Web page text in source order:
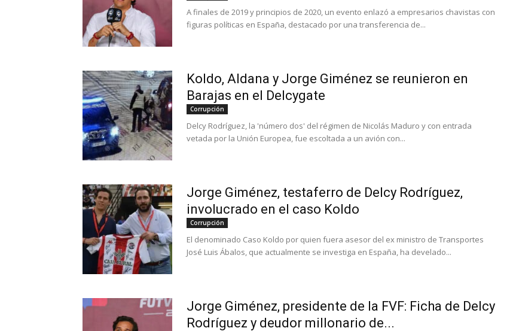
A finales de 2019 y principios de 2020, un evento enlazó a empresarios chavistas con
figuras políticas en España, destacado por una transferencia de...
Koldo, Aldana y Jorge Giménez se reunieron en
Barajas en el Delcygate
Corrupción
Delcy Rodríguez, la 'número dos' del régimen de Nicolás Maduro y con entrada
vetada por la Unión Europea, fue escoltada a un avión con...
Jorge Giménez, testaferro de Delcy Rodríguez,
involucrado en el caso Koldo
Corrupción
El denominado Caso Koldo por quien fuera asesor del ex ministro de Transportes
José Luis Ábalos, que actualmente se investiga en España, ha develado...
Jorge Giménez, presidente de la FVF: Ficha de Delcy
Rodríguez y deudor millonario de...